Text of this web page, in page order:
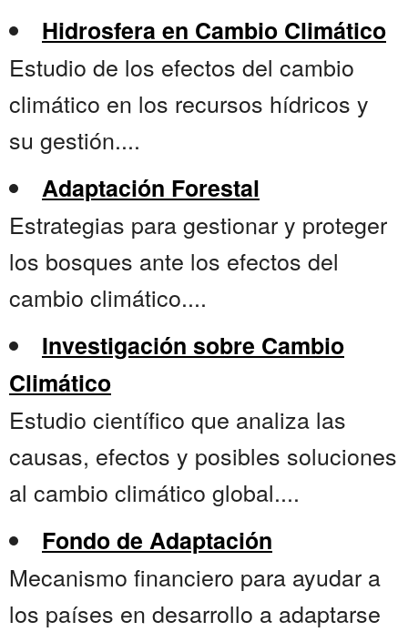
Hidrosfera en Cambio Climático
Estudio de los efectos del cambio
climático en los recursos hídricos y
su gestión....
Adaptación Forestal
Estrategias para gestionar y proteger
los bosques ante los efectos del
cambio climático....
Investigación sobre Cambio
Climático
Estudio científico que analiza las
causas, efectos y posibles soluciones
al cambio climático global....
Fondo de Adaptación
Mecanismo financiero para ayudar a
los países en desarrollo a adaptarse